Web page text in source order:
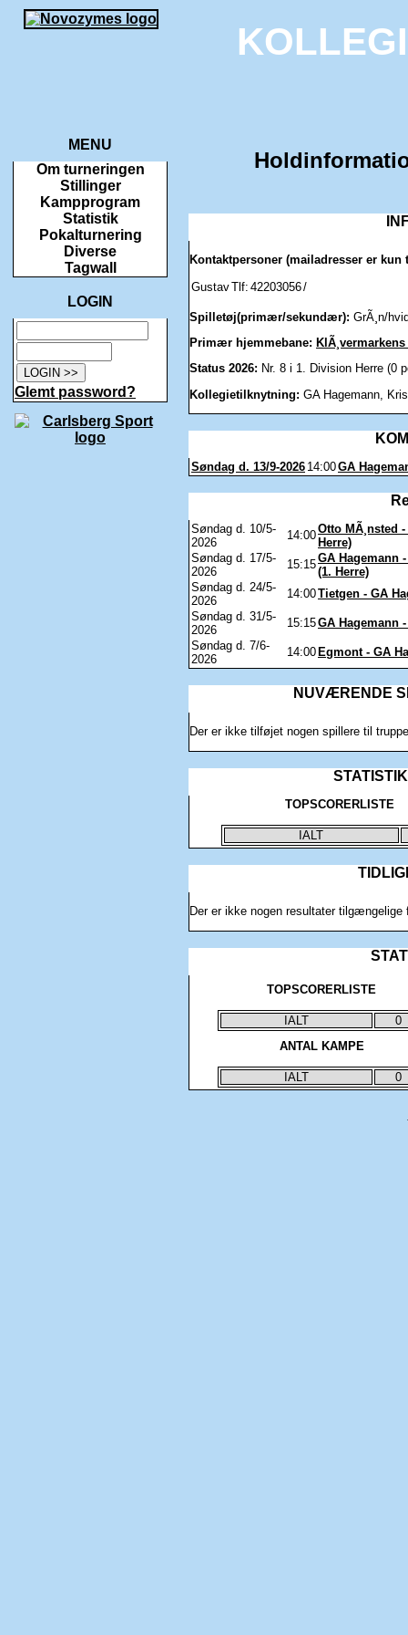
MENU
Om turneringen
Stillinger
Kampprogram
Statistik
Pokalturnering
Diverse
Tagwall
LOGIN
Glemt password?
Kontaktpersoner (mailadresser er
GustavTlf: 42203056/
Spilletøj(primær/sekundær): GrÃ¸n/
Primær hjemmebane:
Status 2026: Nr. 8 i 1. Division Herre (0
Kollegietilknytning: GA Hagemann,
Søndag d. 13/9-2026 14:00GA
Søndag d. 10/5-
2026
14:00Otto MÃ¸nsted
Herre)
Søndag d. 17/5-
2026
15:15GA Hagemann
(1. Herre)
Søndag d. 24/5-
2026
14:00Tietgen - GA
Søndag d. 31/5-
2026
15:15GA Hagemann
Søndag d. 7/6-
2026
14:00 Egmont - GA
NUVÆRENDE
Der er ikke tilføjet nogen spillere til
TOPSCORERLISTE
IALT
Der er ikke nogen resultater
TOPSCORERLISTE
IALT
0
ANTAL KAMPE
IALT 0